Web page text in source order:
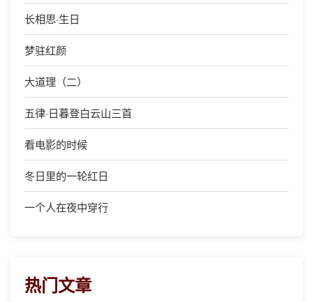
长相思·生日
梦驻红颜
大道理（二）
五律·日暮登白云山三首
看电影的时候
冬日里的一轮红日
一个人在夜中穿行
热门文章